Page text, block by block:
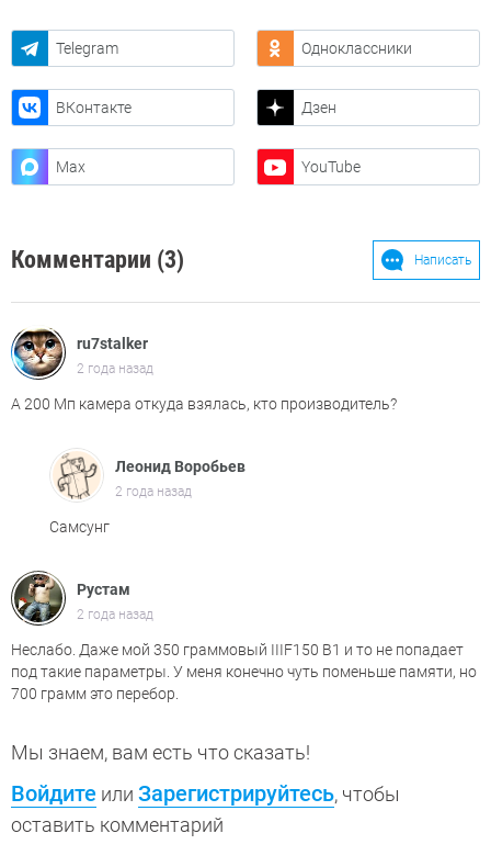
Telegram Одноклассники
ВКонтакте Дзен
Max YouTube
Комментарии (3) Написать
ru7stalker
2 года назад
А 200 Мп камера откуда взялась, кто производитель?
Леонид Воробьев
2 года назад
Самсунг
Рустам
2 года назад
Неслабо. Даже мой 350 граммовый IIIF150 B1 и то не попадает
под такие параметры. У меня конечно чуть поменьше памяти, но
700 грамм это перебор.
Мы знаем, вам есть что сказать!
Войдите или Зарегистрируйтесь, чтобы
оставить комментарий